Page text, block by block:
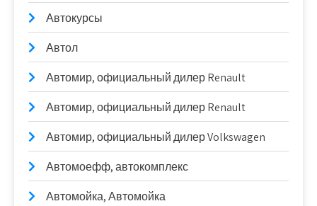
Автокурсы
Автол
Автомир, официальный дилер Renault
Автомир, официальный дилер Renault
Автомир, официальный дилер Volkswagen
Автомоефф, автокомплекс
Автомойка, Автомойка